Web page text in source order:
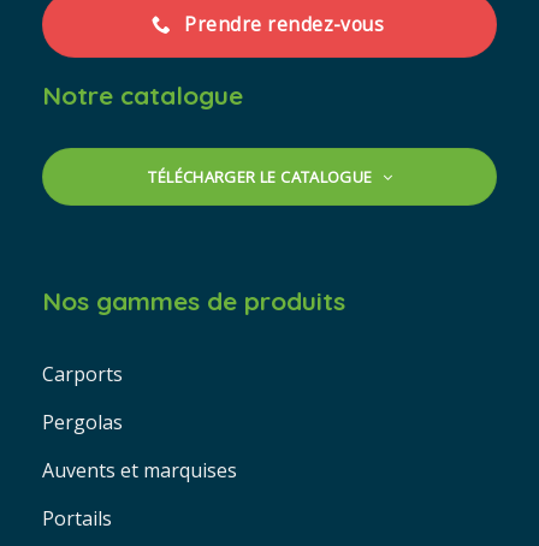
Prendre rendez-vous
Notre catalogue
TÉLÉCHARGER LE CATALOGUE
Nos gammes de produits
Carports
Pergolas
Auvents et marquises
Portails